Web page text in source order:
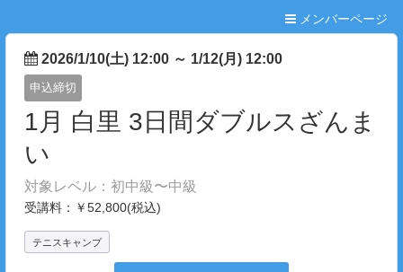
メンバーページ
2026/1/10(土) 12:00 ～ 1/12(月) 12:00
申込締切
1月 白里 3日間ダブルスざんま
い
対象レベル：初中級〜中級
受講料：￥52,800(税込)
テニスキャンプ